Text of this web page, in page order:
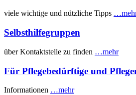
viele wichtige und nützliche Tipps
Selbsthilfegruppen
über Kontaktstelle zu finden …mehr
Für Pflegebedürftige und
Informationen …mehr